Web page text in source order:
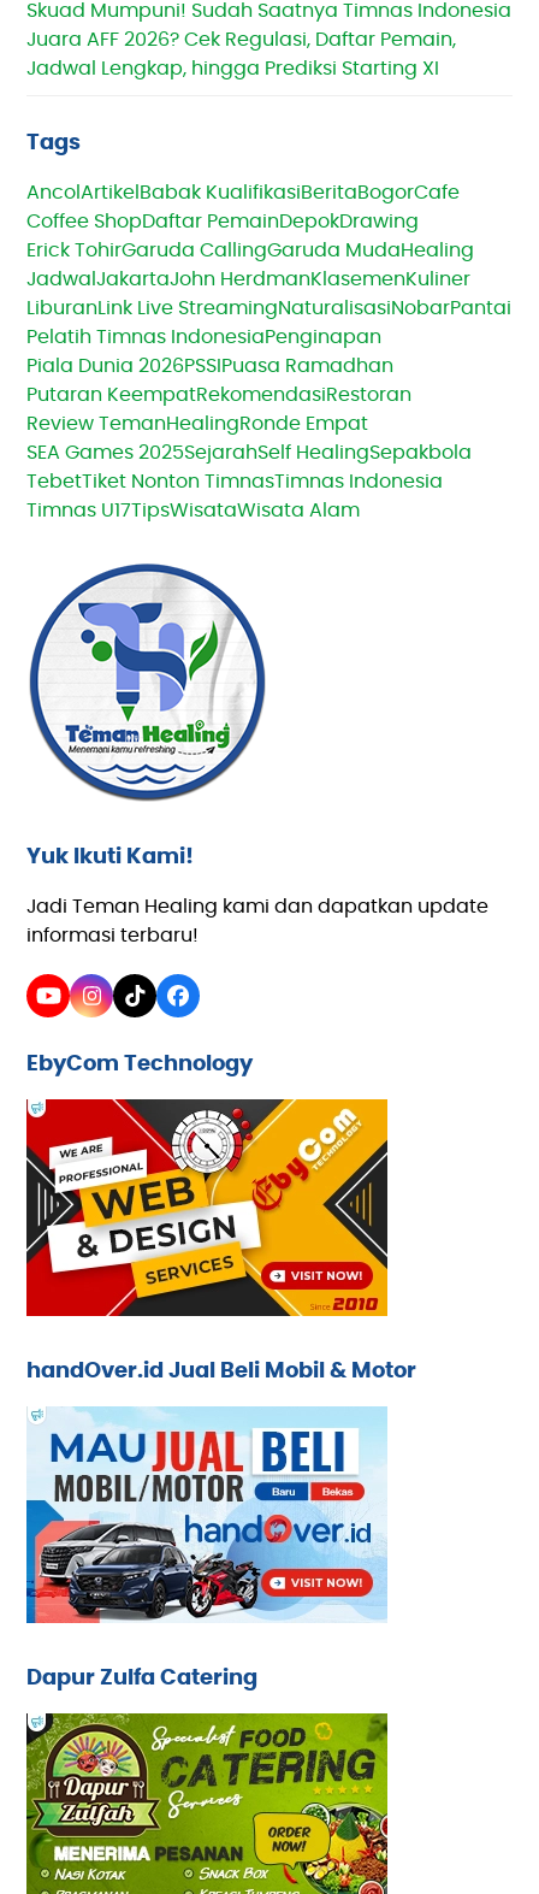
Skuad Mumpuni! Sudah Saatnya Timnas Indonesia
Juara AFF 2026? Cek Regulasi, Daftar Pemain,
Jadwal Lengkap, hingga Prediksi Starting XI
Tags
AncolArtikel Babak KualifikasiBeritaBogorCafe
Coffee ShopDaftar PemainDepokDrawing
Erick TohirGaruda CallingGaruda MudaHealing
JadwalJakartaJohn HerdmanKlasemenKuliner
LiburanLink Live StreamingNaturalisasiNobarPantai
Pelatih Timnas IndonesiaPenginapan
Piala Dunia 2026PSSI Puasa Ramadhan
Putaran KeempatRekomendasiRestoran
Review TemanHealingRonde Empat
SEA Games 2025SejarahSelf HealingSepakbola
TebetTiket Nonton TimnasTimnas Indonesia
Timnas U17TipsWisataWisata Alam
Yuk Ikuti Kami!
Jadi Teman Healing kami dan dapatkan update
informasi terbaru!
YouTube
Instagram
TiktokFacebook
EbyCom Technology
handOver.id Jual Beli Mobil & Motor
Dapur Zulfa Catering